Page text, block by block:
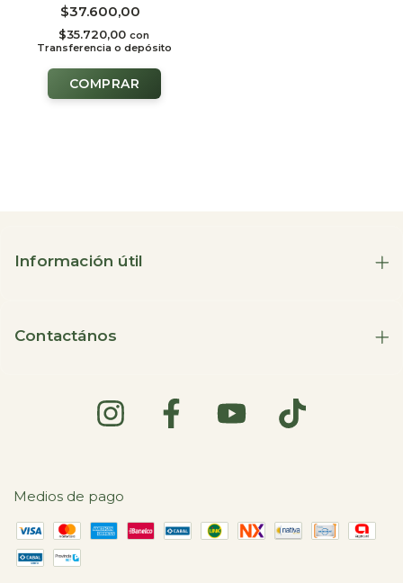
$37.600,00
$35.720,00con
Transferencia o depósito
Información útil
Contactános
Medios de pago